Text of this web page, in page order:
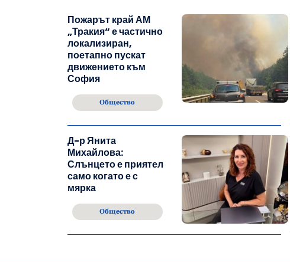
Пожарът край АМ
„Тракия“ е частично
локализиран,
поетапно пускат
движението към
София
Общество
Д-р Янита
Михайлова:
Слънцето е приятел
само когато е с
мярка
Общество